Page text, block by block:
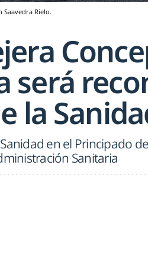
Saavedra Rielo.
será
la
en el Principado
Sanitaria